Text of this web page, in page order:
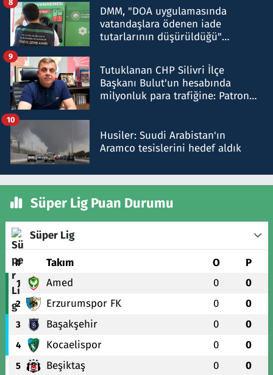
DMM, "DOA uygulamasında
vatandaşlara ödenen iade
tutarlarının düşürüldüğü"
Tutuklanan CHP Silivri İlçe
Başkanı Bulut'un hesabında
milyonluk para trafiğine: Patron
9
Husiler: Suudi Arabistan'ın
Aramco tesislerini hedef aldık
10
Süper Lig Puan Durumu
Süper Lig
# Takım O P
1 Amed 0 0
2 Erzurumspor FK 0 0
3 Başakşehir 0 0
4 Kocaelispor 0 0
5 Beşiktaş 0 0